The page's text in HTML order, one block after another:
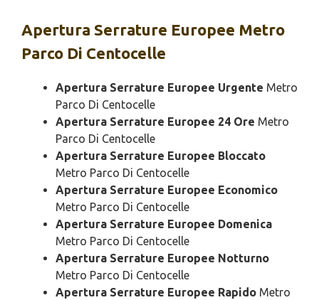
Apertura Serrature Europee Metro
Parco Di Centocelle
Apertura Serrature Europee Urgente Metro
Parco Di Centocelle
Apertura Serrature Europee 24 Ore Metro
Parco Di Centocelle
Apertura Serrature Europee Bloccato
Metro Parco Di Centocelle
Apertura Serrature Europee Economico
Metro Parco Di Centocelle
Apertura Serrature Europee Domenica
Metro Parco Di Centocelle
Apertura Serrature Europee Notturno
Metro Parco Di Centocelle
Apertura Serrature Europee Rapido Metro